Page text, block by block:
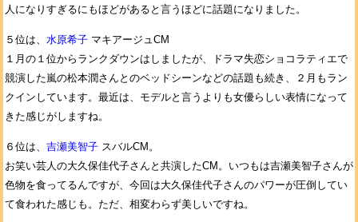
人になりすぎるにもほどがあると言うほどに話題になりました。
５位は、 水原希子 マキアージュCM
１月の１位からランクダウンはしましたが、ドラマ失恋ショコラティエで
競演した嵐の松本潤さんとのベッドシーンなどの話題も続き、２月もラン
クインしています。最近は、モデルと言うよりも女優らしい表情になって
きた感じがしますね。
６位は、 吉瀬美智子 スバルCM。
お笑い芸人の大久保佳代子さんと共演したCM。いつもは吉瀬美智子さんが
色物を食ってるんですが、今回は大久保佳代子さんのパワーが圧倒してい
て食われた感じも。ただ、相変わらず美しいですね。